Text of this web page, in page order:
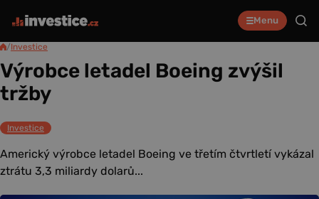
Menu
/Investice
Výrobce letadel Boeing zvýšil
tržby
Investice
Americký výrobce letadel Boeing ve třetím čtvrtletí vykázal
ztrátu 3,3 miliardy dolarů...